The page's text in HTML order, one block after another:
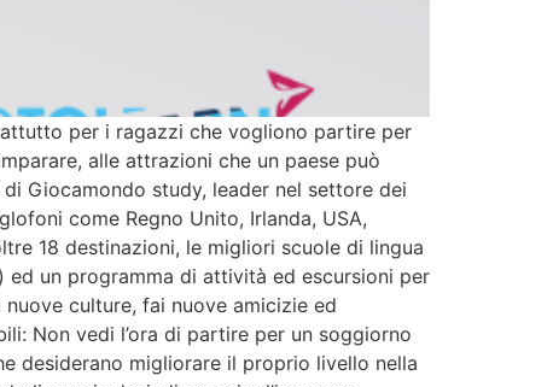
per i ragazzi che vogliono partire per
alle attrazioni che un paese può
Giocamondo study, leader nel settore dei
come Regno Unito, Irlanda, USA,
18 destinazioni, le migliori scuole di lingua
un programma di attività ed escursioni per
culture, fai nuove amicizie ed
Non vedi l’ora di partire per un soggiorno
desiderano migliorare il proprio livello nella